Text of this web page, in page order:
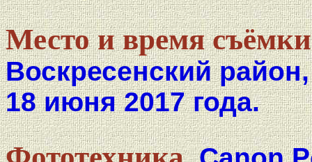
Место и время
Воскресенский
18 июня 2017 года.